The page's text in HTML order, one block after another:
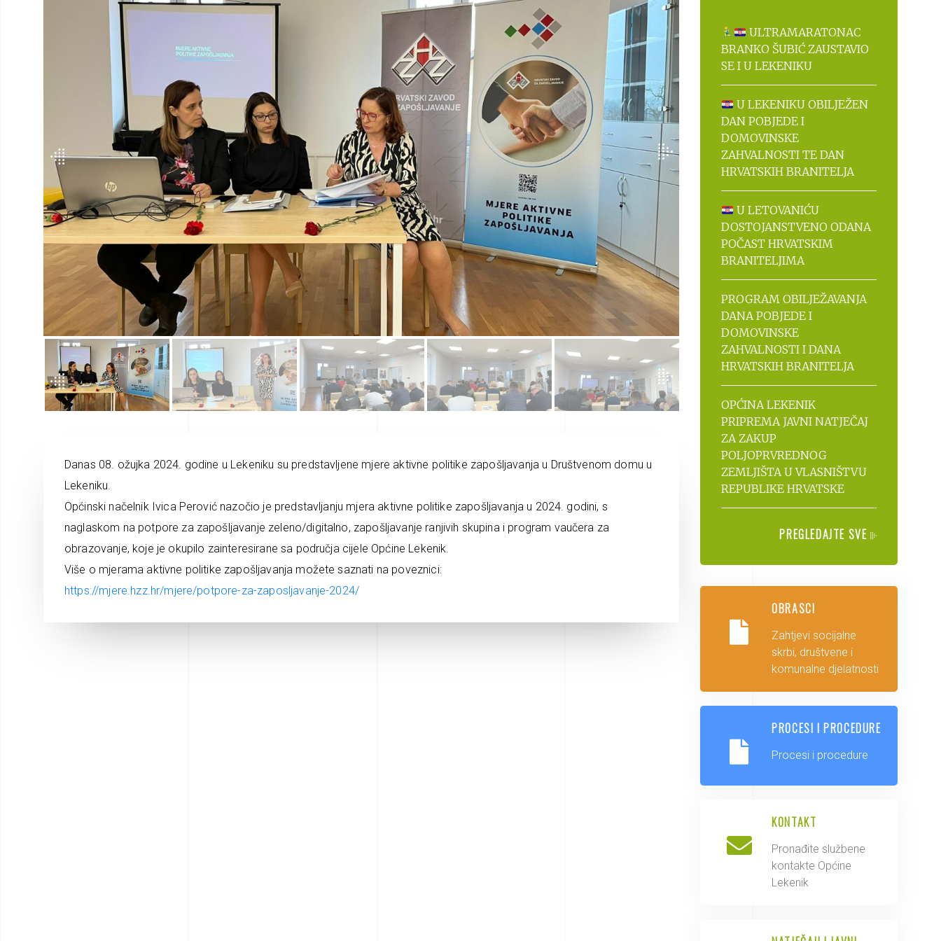
Danas 08. ožujka 2024. godine u Lekeniku su predstavljene mjere aktivne politike zapošljavanja u Društvenom domu u
Lekeniku.
Općinski načelnik Ivica Perović nazočio je predstavljanju mjera aktivne politike zapošljavanja u 2024. godini, s
naglaskom na potpore za zapošljavanje zeleno/digitalno, zapošljavanje ranjivih skupina i program vaučera za
obrazovanje, koje je okupilo zainteresirane sa područja cijele Općine Lekenik.
Više o mjerama aktivne politike zapošljavanja možete saznati na poveznici:
https://mjere.hzz.hr/mjere/potpore-za-zaposljavanje-2024/
ULTRAMARATONAC
BRANKO ŠUBIĆ ZAUSTAVIO
SE I U LEKENIKU
U LEKENIKU OBILJEŽEN
DAN POBJEDE I
DOMOVINSKE
ZAHVALNOSTI TE DAN
HRVATSKIH BRANITELJA
U LETOVANIĆU
DOSTOJANSTVENO ODANA
POČAST HRVATSKIM
BRANITELJIMA
PROGRAM OBILJEŽAVANJA
DANA POBJEDE I
DOMOVINSKE
ZAHVALNOSTI I DANA
HRVATSKIH BRANITELJA
OPĆINA LEKENIK
PRIPREMA JAVNI NATJEČAJ
ZA ZAKUP
POLJOPRVREDNOG
ZEMLJIŠTA U VLASNIŠTVU
REPUBLIKE HRVATSKE
PREGLEDAJTE SVE
OBRASCI
Zahtjevi socijalne
skrbi, društvene i
komunalne djelatnosti
PROCESI I PROCEDURE
Procesi i procedure
KONTAKT
Pronađite službene
kontakte Općine
Lekenik